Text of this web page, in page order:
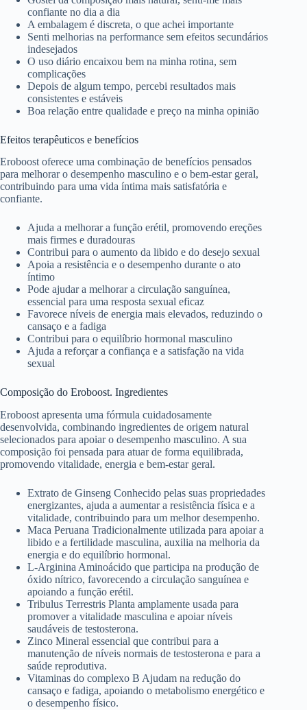
confiante no dia a dia
A embalagem é discreta, o que achei importante
Senti melhorias na performance sem efeitos secundários
indesejados
O uso diário encaixou bem na minha rotina, sem
complicações
Depois de algum tempo, percebi resultados mais
consistentes e estáveis
Boa relação entre qualidade e preço na minha opinião
Efeitos terapêuticos e benefícios
Eroboost oferece uma combinação de benefícios pensados
para melhorar o desempenho masculino e o bem-estar geral,
contribuindo para uma vida íntima mais satisfatória e
confiante.
Ajuda a melhorar a função erétil, promovendo ereções
mais firmes e duradouras
Contribui para o aumento da libido e do desejo sexual
Apoia a resistência e o desempenho durante o ato
íntimo
Pode ajudar a melhorar a circulação sanguínea,
essencial para uma resposta sexual eficaz
Favorece níveis de energia mais elevados, reduzindo o
cansaço e a fadiga
Contribui para o equilíbrio hormonal masculino
Ajuda a reforçar a confiança e a satisfação na vida
sexual
Composição do Eroboost. Ingredientes
Eroboost apresenta uma fórmula cuidadosamente
desenvolvida, combinando ingredientes de origem natural
selecionados para apoiar o desempenho masculino. A sua
composição foi pensada para atuar de forma equilibrada,
promovendo vitalidade, energia e bem-estar geral.
Extrato de Ginseng Conhecido pelas suas propriedades
energizantes, ajuda a aumentar a resistência física e a
vitalidade, contribuindo para um melhor desempenho.
Maca Peruana Tradicionalmente utilizada para apoiar a
libido e a fertilidade masculina, auxilia na melhoria da
energia e do equilíbrio hormonal.
L-Arginina Aminoácido que participa na produção de
óxido nítrico, favorecendo a circulação sanguínea e
apoiando a função erétil.
Tribulus Terrestris Planta amplamente usada para
promover a vitalidade masculina e apoiar níveis
saudáveis de testosterona.
Zinco Mineral essencial que contribui para a
manutenção de níveis normais de testosterona e para a
saúde reprodutiva.
Vitaminas do complexo B Ajudam na redução do
cansaço e fadiga, apoiando o metabolismo energético e
o desempenho físico.